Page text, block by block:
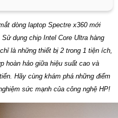
dòng laptop Spectre x360 mới
dụng chip Intel Core Ultra hàng
là những thiết bị 2 trong 1 tiện ích,
hoàn hảo giữa hiệu suất cao và
Hãy cùng khám phá những điểm
sức mạnh của công nghệ HP!